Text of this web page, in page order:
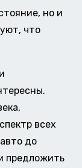
но и
что
всех
до
предложить